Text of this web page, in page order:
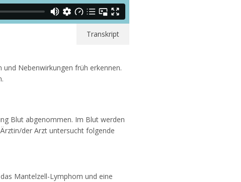
Transkript
Nebenwirkungen früh erkennen.
Blut abgenommen. Im Blut werden
der Arzt untersucht folgende
Mantelzell-Lymphom und eine